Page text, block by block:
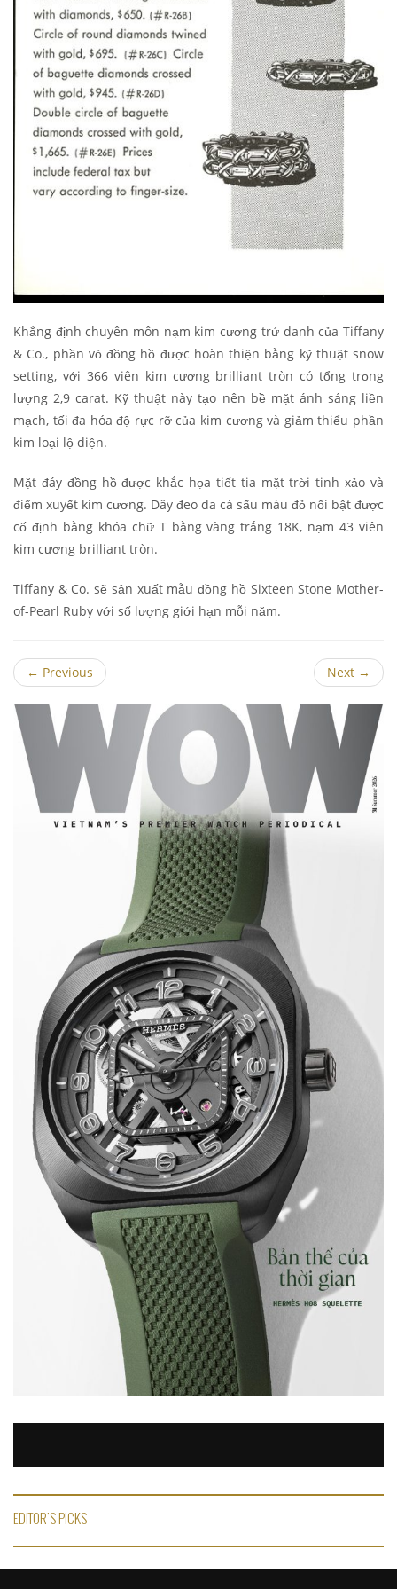
Khẳng định chuyên môn nạm kim cương trứ danh của Tiffany
& Co., phần vỏ đồng hồ được hoàn thiện bằng kỹ thuật snow
setting, với 366 viên kim cương brilliant tròn có tổng trọng
lượng 2,9 carat. Kỹ thuật này tạo nên bề mặt ánh sáng liền
mạch, tối đa hóa độ rực rỡ của kim cương và giảm thiểu phần
kim loại lộ diện.
Mặt đáy đồng hồ được khắc họa tiết tia mặt trời tinh xảo và
điểm xuyết kim cương. Dây đeo da cá sấu màu đỏ nổi bật được
cố định bằng khóa chữ T bằng vàng trắng 18K, nạm 43 viên
kim cương brilliant tròn.
Tiffany & Co. sẽ sản xuất mẫu đồng hồ Sixteen Stone Mother-
of-Pearl Ruby với số lượng giới hạn mỗi năm.
← Previous Next →
EDITOR'S PICKS